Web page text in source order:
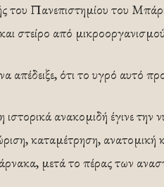
του Πανεπιστημίου του
στείρο από
απέδειξε, ότι το υγρό αυτό
ιστορικά ανακομιδή έγινε
καταμέτρηση, ανατομική
μετά το πέρας των